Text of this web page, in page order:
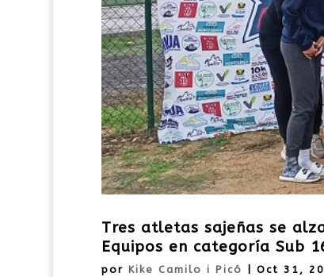
Tres atletas sajeñas se
Equipos en categoría Sub
por Kike Camilo i Picó Oct 31,